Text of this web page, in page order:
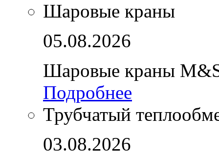
Шаровые краны
05.08.2026
Шаровые краны
Подробнее
Трубчатый
03.08.2026